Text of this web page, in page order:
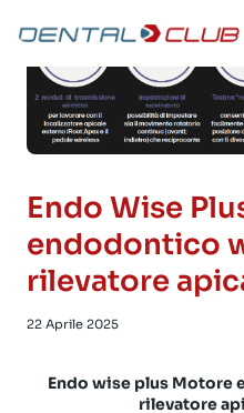
contenuto
Endo Wise
endodontico
rilevatore
22 Aprile 2025
Endo wise plus Motore
rilevatore